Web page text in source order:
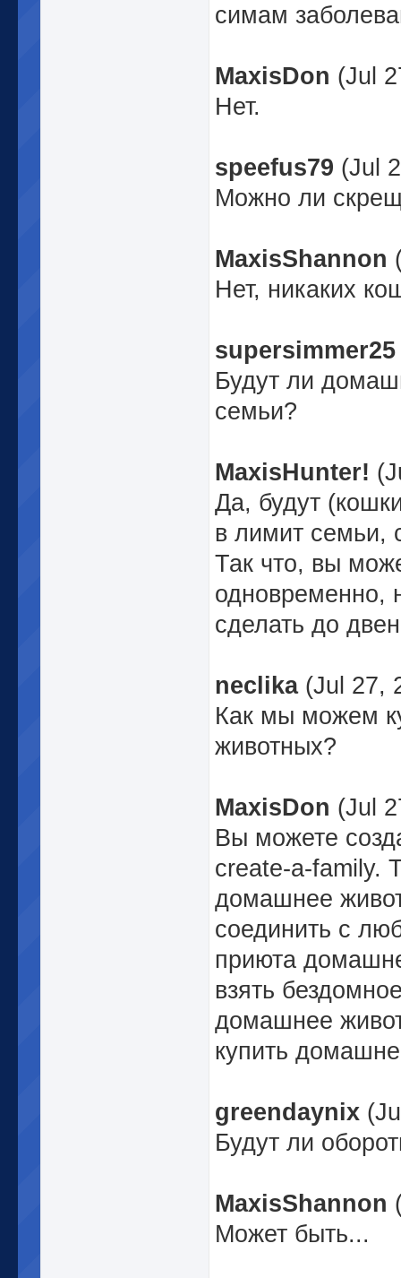
симам
MaxisDon (Jul
Нет.
speefus79 (Jul
Можно ли
MaxisShannon
Нет, никаких
supersimmer25
Будут ли
семьи?
MaxisHunter!
Да, будут
в лимит семьи,
Так что, вы
одновременно,
сделать до
neclika(Jul 27,
Как мы можем
животных?
MaxisDon (Jul
Вы можете
create-a-family.
домашнее
соединить с
приюта
взять
домашнее
купить
greendaynix
Будут ли
MaxisShannon
Может быть...